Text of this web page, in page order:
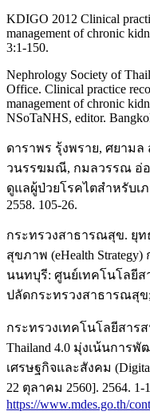
KDIGO 2012 Clinical
management of chronic
3:1-150.
Nephrology Society of
Office. Clinical practice
management of chronic
NSoTaNHS, editor.
ดาราพร รุ้งพราย, ศยาม
วนรรฆมณี, กมลวรรณ อ่
ดูแลผู้ป่วยโรคไตสำหรับเ
2558. 105-26.
กระทรวงสาธารณสุข. ยุ
สุขภาพ (eHealth
นนทบุรี: ศูนย์เทคโนโลยีส
ปลัดกระทรวงสาธารณสุข;
กระทรวงเทคโนโลยีสาร
Thailand 4.0 มุ่งเน้นกา
เศรษฐกิจและสังคม
22 ตุลาคม 2560]. 2564. 1-
https://www.mdes.go.th/